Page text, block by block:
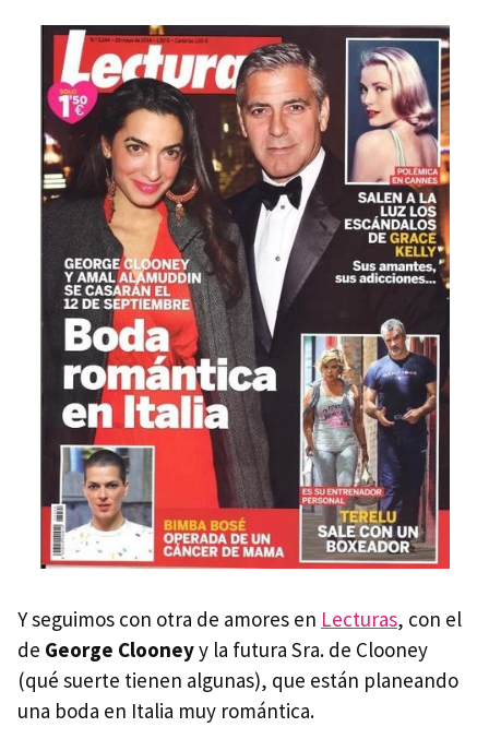
Y seguimos con otra de amores en Lecturas, con el
de George Clooneyy la futura Sra. de Clooney
(qué suerte tienen algunas), que están planeando
una boda en Italia muy romántica.